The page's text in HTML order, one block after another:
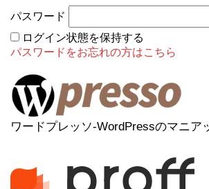
パスワード
ログイン状態を保持する
パスワードをお忘れの方はこちら
ワードプレッソ-WordPressのマニア